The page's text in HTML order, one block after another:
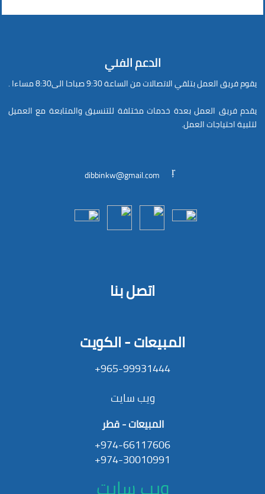
الدعم الفني
يقوم فريق العمل بتلقي الاتصالات من الساعة 9:30 صباحا الى8:30 مساءا .
يقدم فريق العمل بعدة خدمات مختلفة للتنسيق والمتابعة مع العميل
لتلبية احتياجات العمل.
dibbinkw@gmail.com
اتصل بنا
المبيعات - الكويت
965-99931444+
ويب سايت
المبيعات - قطر
974-66117606+
974-30010991+